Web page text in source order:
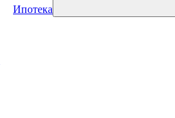
Ипотека